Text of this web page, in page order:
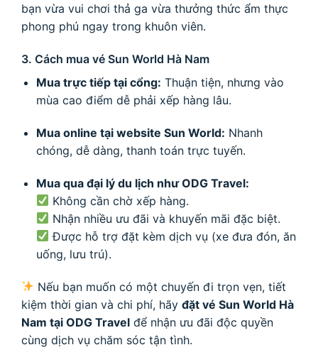
bạn vừa vui chơi thả ga vừa thưởng thức ẩm thực
phong phú ngay trong khuôn viên.
3. Cách mua vé Sun World Hà Nam
Mua trực tiếp tại cổng: Thuận tiện, nhưng vào
mùa cao điểm dễ phải xếp hàng lâu.
Mua online tại website Sun World: Nhanh
chóng, dễ dàng, thanh toán trực tuyến.
Mua qua đại lý du lịch như ODG Travel:
Không cần chờ xếp hàng.
Nhận nhiều ưu đãi và khuyến mãi đặc biệt.
Được hỗ trợ đặt kèm dịch vụ (xe đưa đón, ăn
uống, lưu trú).
Nếu bạn muốn có một chuyến đi trọn vẹn, tiết
kiệm thời gian và chi phí, hãy đặt vé Sun World Hà
Nam tại ODG Travel để nhận ưu đãi độc quyền
cùng dịch vụ chăm sóc tận tình.